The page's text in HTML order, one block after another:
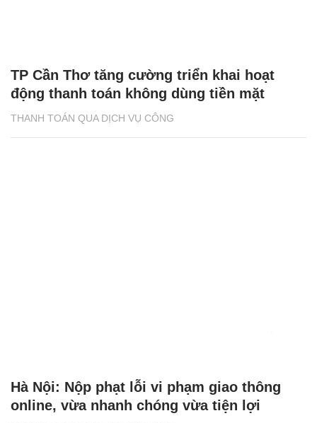
THANH TOÁN QUA DỊCH VỤ CÔNG
TP Cần Thơ tăng cường triển khai hoạt
động thanh toán không dùng tiền mặt
Hà Nội: Nộp phạt lỗi vi phạm giao thông
online, vừa nhanh chóng vừa tiện lợi